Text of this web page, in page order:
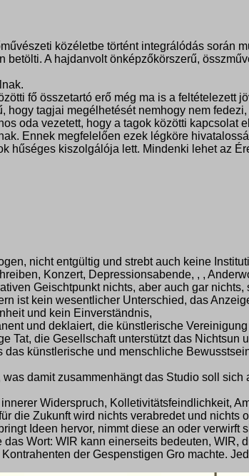
közéletbe történt integrálódás során
A hajdanvolt önképzőkörszerű,
fő összetartó erő még ma is a feltételezett
tagjai megélhetését nemhogy nem
oda vezetett, hogy a tagok közötti kapcsolat
Ennek megfelelően ezek légköre
hűséges kiszolgálója lett. Mindenki lehet az
nicht entgültig und strebt auch keine
Konzert, Depressionsabende, , ,
Geischtpunkt nichts, aber auch gar
ist kein wesentlicher Unterschied, das
und kein Einverständnis,
und deklaiert, die künstlerische
Tat, die Gesellschaft unterstützt das Nichtsun
das künstlerische und menschliche
damit zusammenhängt das Studio soll
Widerspruch, Kolletivitätsfeindlichkeit,
die Zukunft wird nichts verabredet und
Ideen hervor, nimmt diese an oder
Wort: WIR kann einerseits bedeuten,
der Gespenstigen Gro machte.